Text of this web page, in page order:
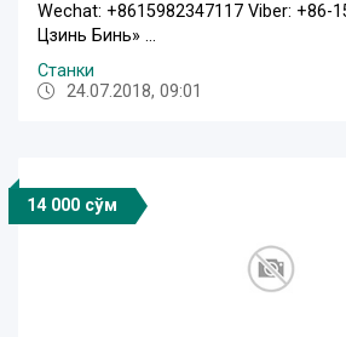
Wechat: +8615982347117 Viber: +86-
Цзинь Бинь» ...
Станки
24.07.2018, 09:01
14 000 сўм